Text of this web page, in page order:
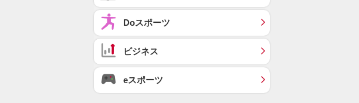
Doスポーツ
ビジネス
eスポーツ